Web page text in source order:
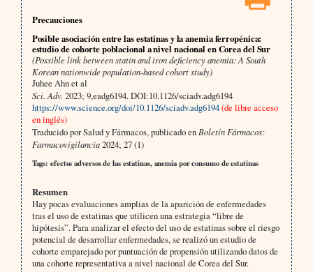
Precauciones
Posible asociación entre las estatinas y la anemia ferropénica:
estudio de cohorte poblacional a nivel nacional en Corea del Sur
(Possible link between statin and iron deficiency anemia: A South
Korean nationwide population-based cohort study)
Juhee Ahn et al
Sci. Adv. 2023; 9,eadg6194. DOI:10.1126/sciadv.adg6194
https://www.science.org/doi/10.1126/sciadv.adg6194(de libre acceso
en inglés)
Traducido por Salud y Fármacos, publicado en Boletín Fármacos:
Farmacovigilancia2024; 27 (1)
Tags: efectos adversos de las estatinas, anemia por consumo de estatinas
Resumen
Hay pocas evaluaciones amplias de la aparición de enfermedades
tras el uso de estatinas que utilicen una estrategia “libre de
hipótesis”. Para analizar el efecto del uso de estatinas sobre el riesgo
potencial de desarrollar enfermedades, se realizó un estudio de
cohorte emparejado por puntuación de propensión utilizando datos de
una cohorte representativa a nivel nacional de Corea del Sur.